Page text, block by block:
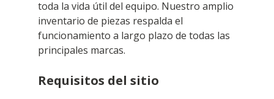
toda la vida útil del equipo. Nuestro amplio
inventario de piezas respalda el
funcionamiento a largo plazo de todas las
principales marcas.
Requisitos del sitio